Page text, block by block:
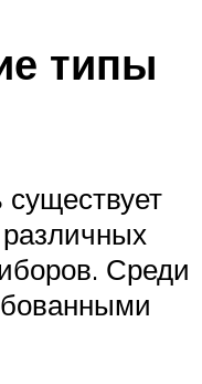
типы
Среди